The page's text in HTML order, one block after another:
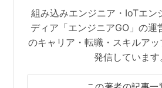
組み込みエンジニア・IoTエン
ディア「エンジニアGO」の運
のキャリア・転職・スキルア
発信しています